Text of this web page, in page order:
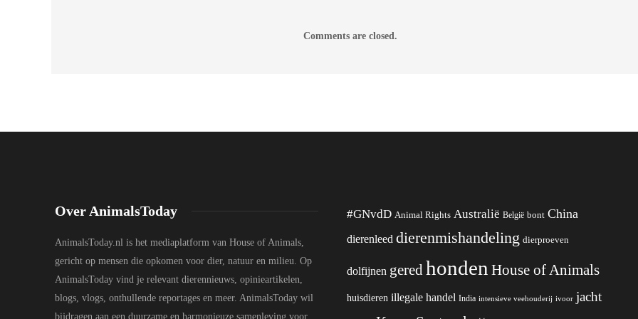
Comments are closed.
Over AnimalsToday
AnimalsToday.nl is het mediaplatform van House of Animals,
gericht op mensen die opkomen voor dier, natuur en milieu. Op
AnimalsToday vind je relevant dierennieuws, opinieartikelen,
blogs, vlogs, onthullende reportages en meer. AnimalsToday wil
bijdragen aan een duurzame en harmonieuze samenleving voor
#GNvdD Animal Rights Australië België bont China
dierenleed dierenmishandeling dierproeven
dolfijnen geredhonden House of Animals
huisdieren illegale handel India intensieve veehouderij ivoor jacht